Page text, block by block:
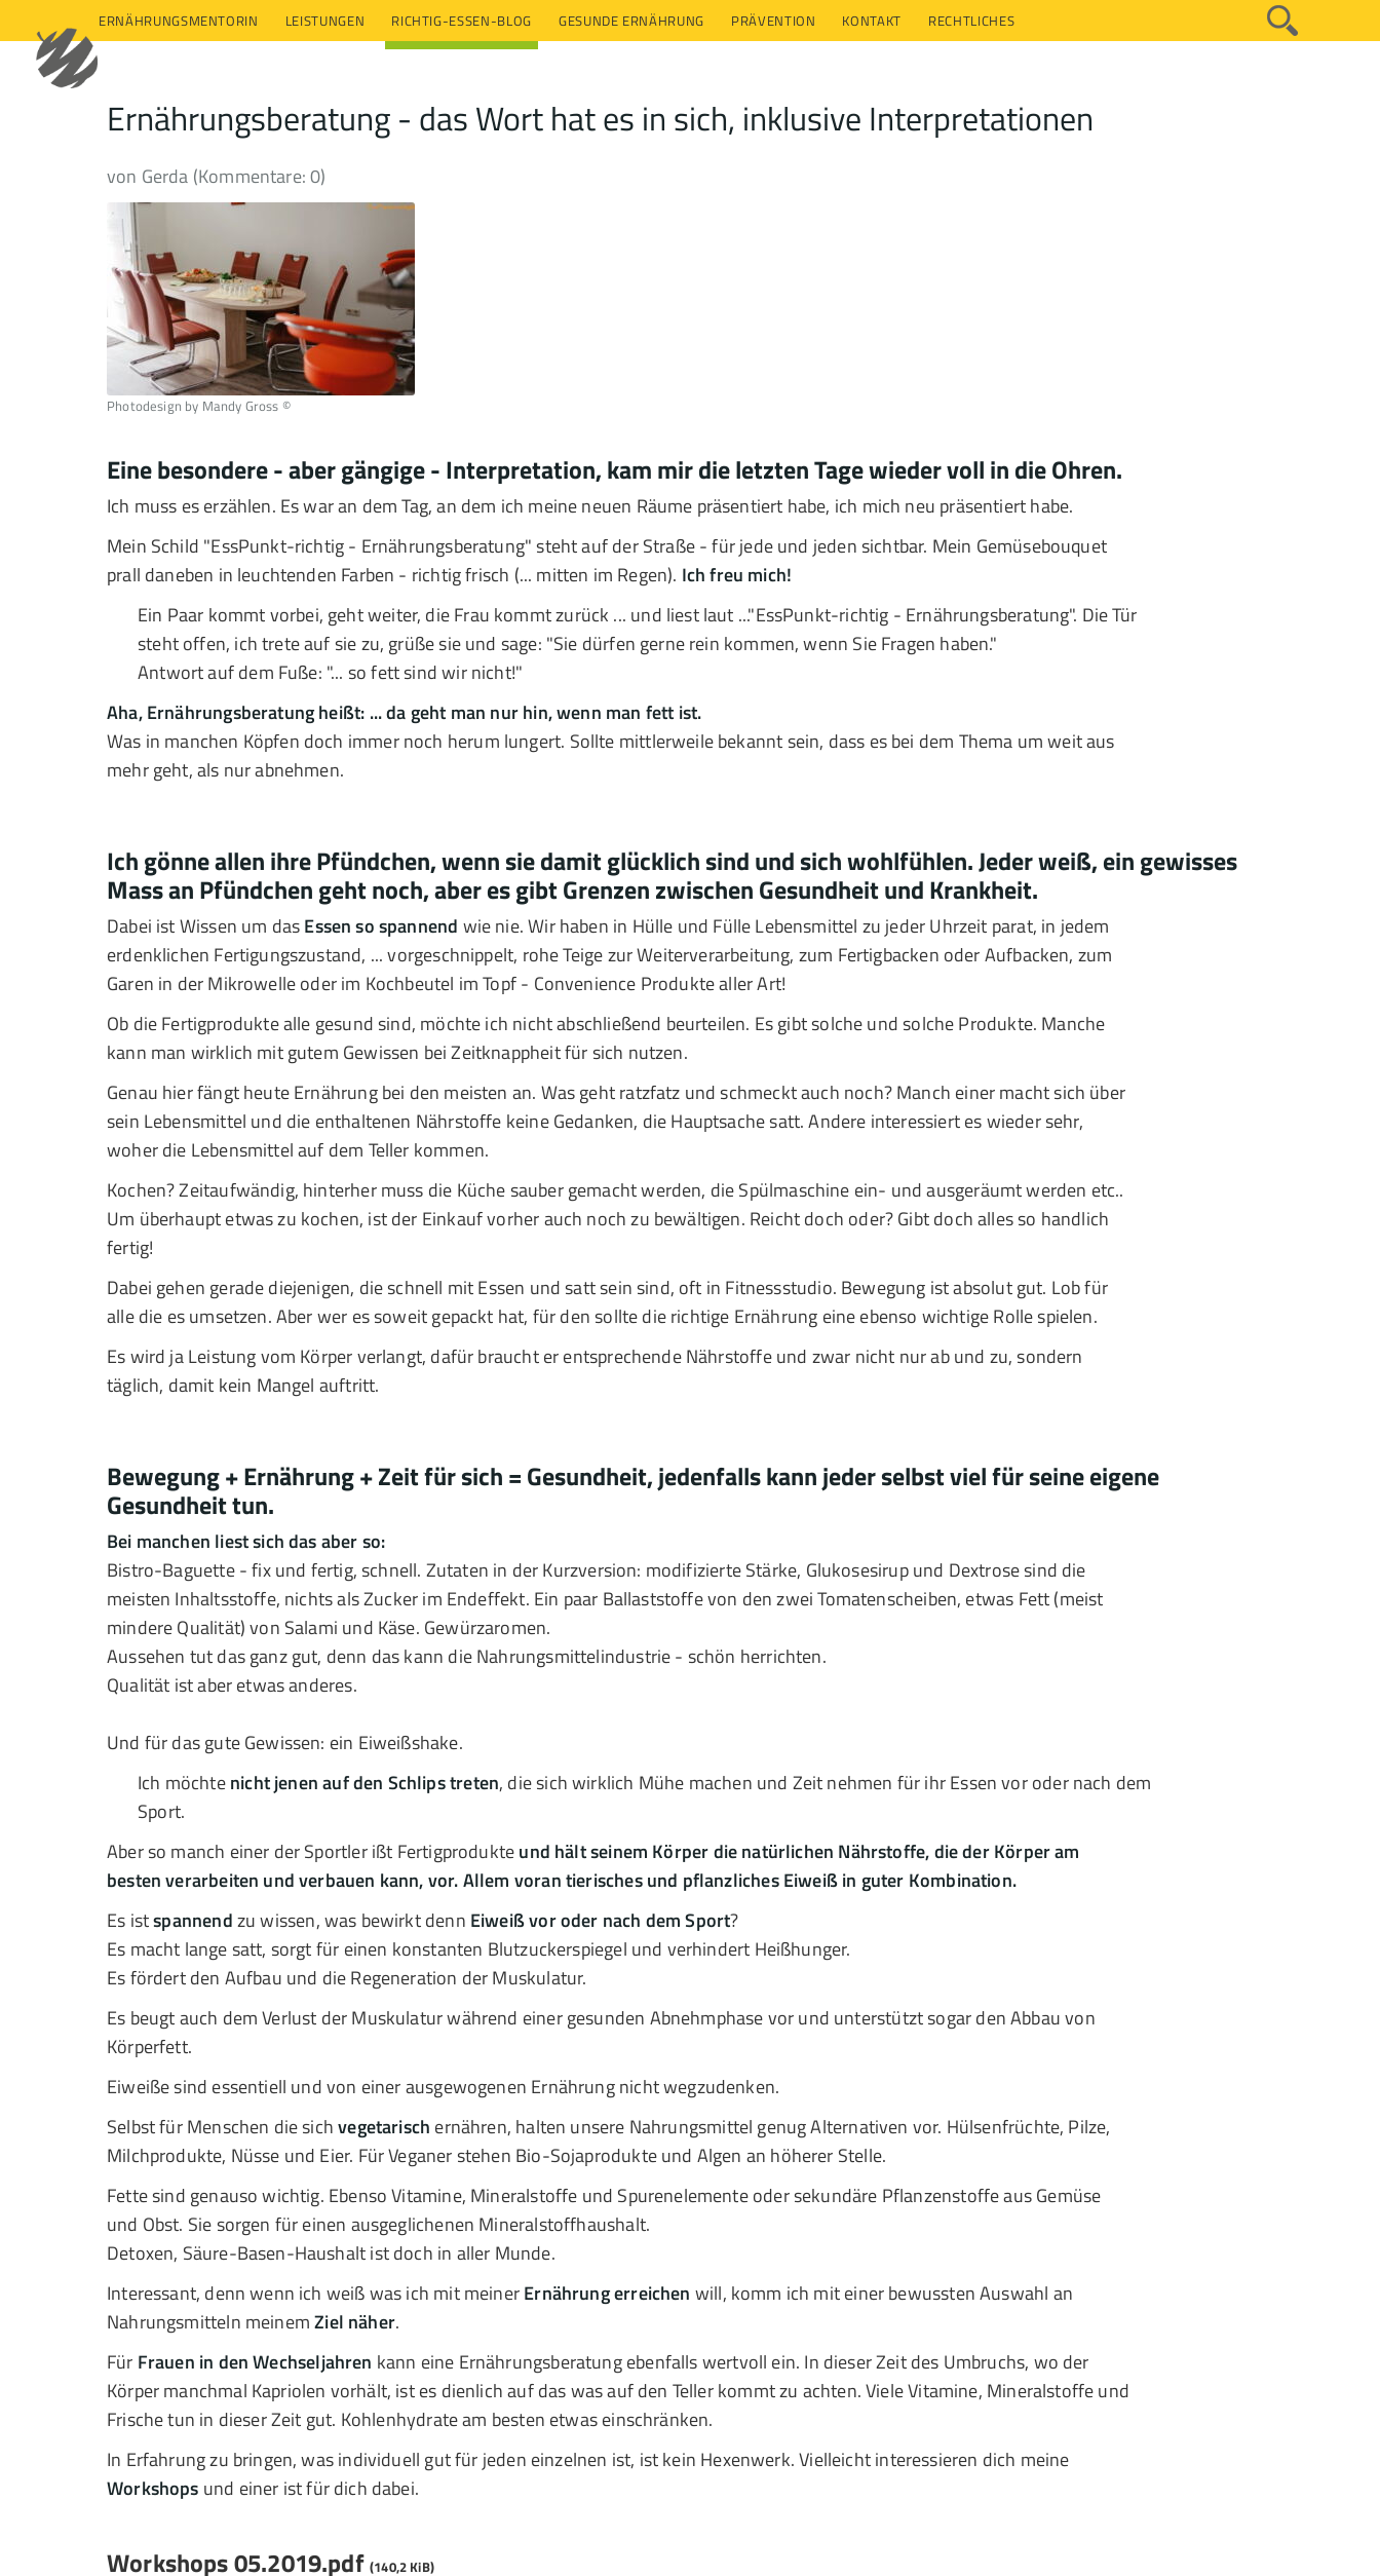
ERNÄHRUNGSMENTORIN LEISTUNGEN RICHTIG-ESSEN-BLOG GESUNDE ERNÄHRUNG PRÄVENTION KONTAKT RECHTLICHES
Ernährungsberatung - das Wort hat es in sich, inklusive Interpretationen
von Gerda (Kommentare: 0)
Photodesign by Mandy Gross ©
Eine besondere - aber gängige - Interpretation, kam mir die letzten Tage wieder voll in die Ohren.
Ich muss es erzählen. Es war an dem Tag, an dem ich meine neuen Räume präsentiert habe, ich mich neu präsentiert habe.
Mein Schild "EssPunkt-richtig - Ernährungsberatung" steht auf der Straße - für jede und jeden sichtbar. Mein Gemüsebouquet
prall daneben in leuchtenden Farben - richtig frisch (... mitten im Regen). Ich freu mich!
Ein Paar kommt vorbei, geht weiter, die Frau kommt zurück ... und liest laut ..."EssPunkt-richtig - Ernährungsberatung". Die Tür
steht offen, ich trete auf sie zu, grüße sie und sage: "Sie dürfen gerne rein kommen, wenn Sie Fragen haben."
Antwort auf dem Fuße: "... so fett sind wir nicht!"
Aha, Ernährungsberatung heißt: ... da geht man nur hin, wenn man fett ist.
Was in manchen Köpfen doch immer noch herum lungert. Sollte mittlerweile bekannt sein, dass es bei dem Thema um weit aus
mehr geht, als nur abnehmen.
Ich gönne allen ihre Pfündchen, wenn sie damit glücklich sind und sich wohlfühlen. Jeder weiß, ein gewisses
Mass an Pfündchen geht noch, aber es gibt Grenzen zwischen Gesundheit und Krankheit.
Dabei ist Wissen um dasEssen so spannend wie nie. Wir haben in Hülle und Fülle Lebensmittel zu jeder Uhrzeit parat, in jedem
erdenklichen Fertigungszustand, ... vorgeschnippelt, rohe Teige zur Weiterverarbeitung, zum Fertigbacken oder Aufbacken, zum
Garen in der Mikrowelle oder im Kochbeutel im Topf - Convenience Produkte aller Art!
Ob die Fertigprodukte alle gesund sind, möchte ich nicht abschließend beurteilen. Es gibt solche und solche Produkte. Manche
kann man wirklich mit gutem Gewissen bei Zeitknappheit für sich nutzen.
Genau hier fängt heute Ernährung bei den meisten an. Was geht ratzfatz und schmeckt auch noch? Manch einer macht sich über
sein Lebensmittel und die enthaltenen Nährstoffe keine Gedanken, die Hauptsache satt. Andere interessiert es wieder sehr,
woher die Lebensmittel auf dem Teller kommen.
Kochen? Zeitaufwändig, hinterher muss die Küche sauber gemacht werden, die Spülmaschine ein- und ausgeräumt werden etc..
Um überhaupt etwas zu kochen, ist der Einkauf vorher auch noch zu bewältigen. Reicht doch oder? Gibt doch alles so handlich
fertig!
Dabei gehen gerade diejenigen, die schnell mit Essen und satt sein sind, oft in Fitnessstudio. Bewegung ist absolut gut. Lob für
alle die es umsetzen. Aber wer es soweit gepackt hat, für den sollte die richtige Ernährung eine ebenso wichtige Rolle spielen.
Es wird ja Leistung vom Körper verlangt, dafür braucht er entsprechende Nährstoffe und zwar nicht nur ab und zu, sondern
täglich, damit kein Mangel auftritt.
Bewegung + Ernährung + Zeit für sich = Gesundheit, jedenfalls kann jeder selbst viel für seine eigene
Gesundheit tun.
Bei manchen liest sich das aber so:
Bistro-Baguette - fix und fertig, schnell. Zutaten in der Kurzversion: modifizierte Stärke, Glukosesirup und Dextrose sind die
meisten Inhaltsstoffe, nichts als Zucker im Endeffekt. Ein paar Ballaststoffe von den zwei Tomatenscheiben, etwas Fett (meist
mindere Qualität) von Salami und Käse. Gewürzaromen.
Aussehen tut das ganz gut, denn das kann die Nahrungsmittelindustrie - schön herrichten.
Qualität ist aber etwas anderes.
Und für das gute Gewissen: ein Eiweißshake.
Ich möchtenicht jenen auf den Schlips treten, die sich wirklich Mühe machen und Zeit nehmen für ihr Essen vor oder nach dem
Sport.
Aber so manch einer der Sportler ißt Fertigprodukteund hält seinem Körper die natürlichen Nährstoffe, die der Körper am
besten verarbeiten und verbauen kann, vor. Allem voran tierisches und pflanzliches Eiweiß in guter Kombination.
Es istspannendzu wissen, was bewirkt denn Eiweiß vor oder nach dem Sport?
Es macht lange satt, sorgt für einen konstanten Blutzuckerspiegel und verhindert Heißhunger.
Es fördert den Aufbau und die Regeneration der Muskulatur.
Es beugt auch dem Verlust der Muskulatur während einer gesunden Abnehmphase vor und unterstützt sogar den Abbau von
Körperfett.
Eiweiße sind essentiell und von einer ausgewogenen Ernährung nicht wegzudenken.
Selbst für Menschen die sichvegetarisch ernähren, halten unsere Nahrungsmittel genug Alternativen vor. Hülsenfrüchte, Pilze,
Milchprodukte, Nüsse und Eier. Für Veganer stehen Bio-Sojaprodukte und Algen an höherer Stelle.
Fette sind genauso wichtig. Ebenso Vitamine, Mineralstoffe und Spurenelemente oder sekundäre Pflanzenstoffe aus Gemüse
und Obst. Sie sorgen für einen ausgeglichenen Mineralstoffhaushalt.
Detoxen, Säure-Basen-Haushalt ist doch in aller Munde.
Interessant, denn wenn ich weiß was ich mit meinerErnährung erreichen will, komm ich mit einer bewussten Auswahl an
Nahrungsmitteln meinemZiel näher.
Für Frauen in den Wechseljahren kann eine Ernährungsberatung ebenfalls wertvoll ein. In dieser Zeit des Umbruchs, wo der
Körper manchmal Kapriolen vorhält, ist es dienlich auf das was auf den Teller kommt zu achten. Viele Vitamine, Mineralstoffe und
Frische tun in dieser Zeit gut. Kohlenhydrate am besten etwas einschränken.
In Erfahrung zu bringen, was individuell gut für jeden einzelnen ist, ist kein Hexenwerk. Vielleicht interessieren dich meine
Workshops und einer ist für dich dabei.
Workshops 05.2019.pdf (140,2 KiB)